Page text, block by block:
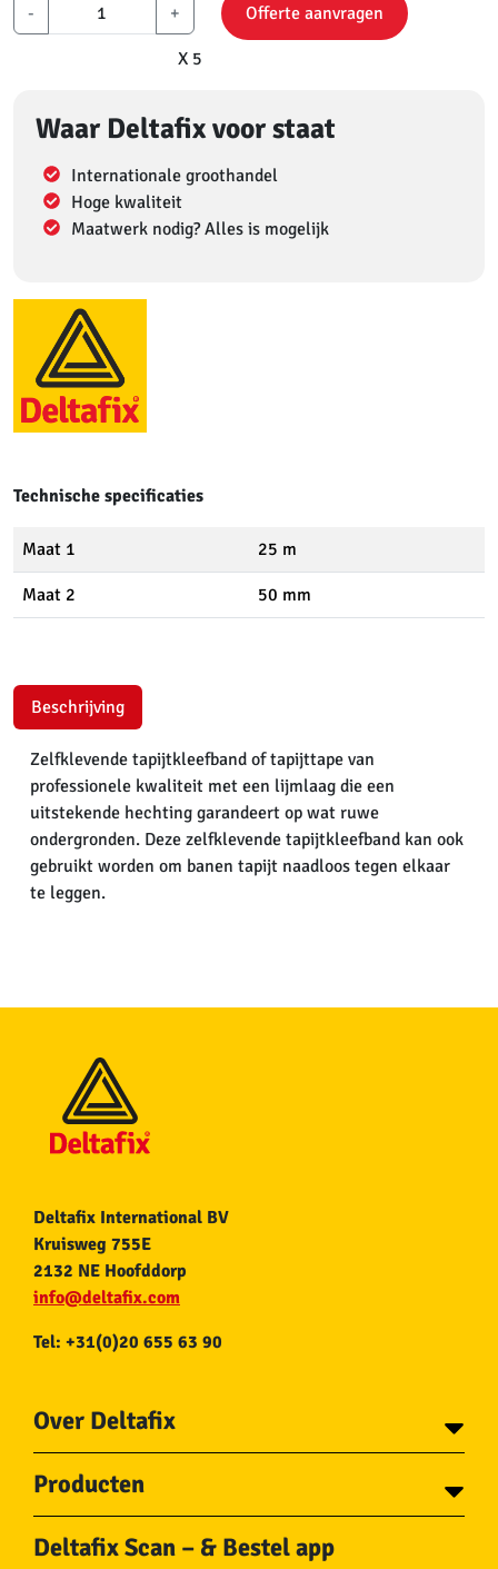
- +
X 5
Offerte aanvragen
Waar Deltafix voor staat
Internationale groothandel
Hoge kwaliteit
Maatwerk nodig? Alles is mogelijk
Technische specificaties
Maat 1 25 m
Maat 2 50 mm
Beschrijving
Zelfklevende tapijtkleefband of tapijttape van
professionele kwaliteit met een lijmlaag die een
uitstekende hechting garandeert op wat ruwe
ondergronden. Deze zelfklevende tapijtkleefband kan ook
gebruikt worden om banen tapijt naadloos tegen elkaar
te leggen.
Deltafix International BV
Kruisweg 755E
2132 NE Hoofddorp
info@deltafix.com
Tel: +31(0)20 655 63 90
Over Deltafix
Voor gemeentes
Over Deltafix
Producten
Schroeven
Ketting en Toebehoren
Deltafix Scan – & Bestel app